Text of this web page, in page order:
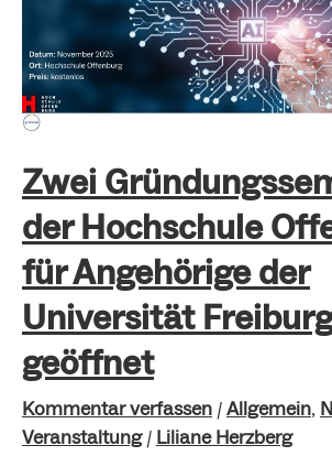
Zwei
der Hochschule
für Angehörige der
Universität
geöffnet
Kommentar verfassen / Allgemein,
Veranstaltung/ Liliane Herzberg
Hochschule
Offenburg
für
Angehörige
der
Universität
Freiburg
geöffnet